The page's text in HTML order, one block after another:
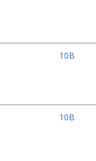
10B
10B